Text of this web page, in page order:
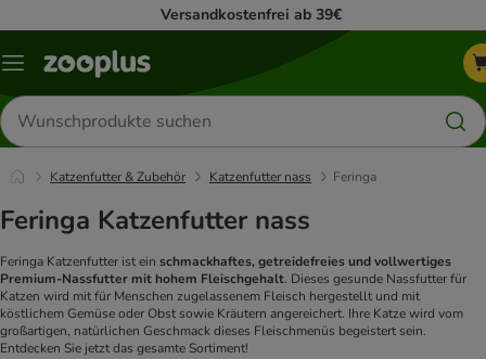
Versandkostenfrei ab 39€
Menü
Produkte
suchen
Katzenfutter & Zubehör Katzenfutter nass Feringa
Feringa Katzenfutter nass
Feringa Katzenfutter ist ein schmackhaftes, getreidefreies und vollwertiges
Premium-Nassfutter mit hohem Fleischgehalt. Dieses gesunde Nassfutter für
Katzen wird mit für Menschen zugelassenem Fleisch hergestellt und mit
köstlichem Gemüse oder Obst sowie Kräutern angereichert. Ihre Katze wird vom
großartigen, natürlichen Geschmack dieses Fleischmenüs begeistert sein.
Entdecken Sie jetzt das gesamte Sortiment!